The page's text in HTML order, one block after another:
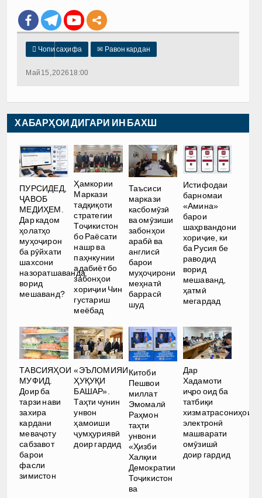
 Чопи саҳифа ✉ Равон кардан
Май 15, 2026 18:00
ХАБАРҲОИ ДИГАРИ ИН БАХШ
ПУРСИДЕД,
ҶАВОБ
МЕДИҲЕМ.
Дар кадом
ҳолатҳо
муҳоҷирон
ба рӯйхати
шахсони
назоратшаванда
ворид
мешаванд?
Ҳамкории
Маркази
тадқиқоти
стратегии
Тоҷикистон
бо Раёсати
нашр ва
паҳнкунии
адабиёт бо
забонҳои
хориҷии Чин
густариш
меёбад
Таъсиси
маркази
касбомӯзӣ
ва омӯзиши
забонҳои
арабӣ ва
англисӣ
барои
муҳоҷирони
меҳнатӣ
баррасӣ
шуд
Истифодаи
барномаи
«Амина»
барои
шаҳрвандони
хориҷие, ки
ба Русия бе
раводид
ворид
мешаванд,
ҳатмӣ
мегардад
ТАВСИЯҲОИ
МУФИД.
Доир ба
тарзи нави
захира
кардани
меваҷоту
сабзавот
барои
фасли
зимистон
«ЭЪЛОМИЯИ
ҲУҚУҚИ
БАШАР».
Таҳти чунин
унвон
ҳамоиши
ҷумҳуриявӣ
доир гардид
Китоби
Пешвои
миллат
Эмомалӣ
Раҳмон
таҳти
унвони
«Ҳизби
Халқии
Демократии
Тоҷикистон
ва
Дар
Хадамоти
иҷро оид ба
татбиқи
хизматрасониҳои
электронӣ
машварати
омӯзишӣ
доир гардид